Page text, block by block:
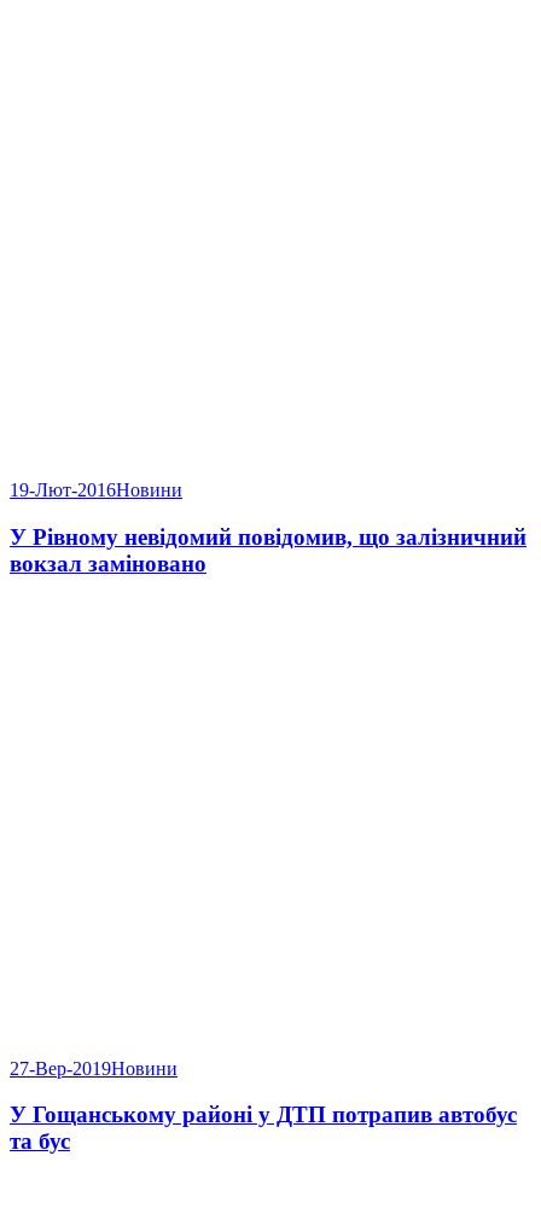
19-Лют-2016Новини
У Рівному невідомий повідомив, що залізничний
вокзал заміновано
27-Вер-2019Новини
У Гощанському районі у ДТП потрапив автобус
та бус